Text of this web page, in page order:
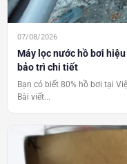
07/08/2026
Máy lọc nước hồ bơi
bảo trì chi tiết
Bạn có biết 80% hồ bơi tại
Bài viết...